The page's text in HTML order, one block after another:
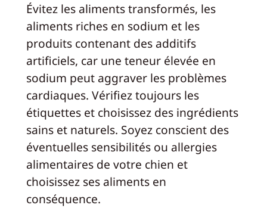
Évitez les aliments transformés, les
aliments riches en sodium et les
produits contenant des additifs
artificiels, car une teneur élevée en
sodium peut aggraver les problèmes
cardiaques. Vérifiez toujours les
étiquettes et choisissez des ingrédients
sains et naturels. Soyez conscient des
éventuelles sensibilités ou allergies
alimentaires de votre chien et
choisissez ses aliments en
conséquence.